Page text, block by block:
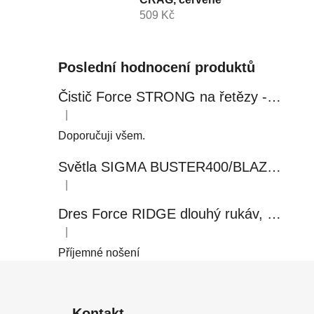
509 Kč
Poslední hodnocení produktů
Čistič Force STRONG na řetězy - 0,5 l, láhev - růžový
Hodnocení produktu je 5 z 5 hvězdiček.
Doporučuji všem.
Světla SIGMA BUSTER400/BLAZE FLASH, přední+zadní
Hodnocení produktu je 5 z 5 hvězdiček.
Dres Force RIDGE dlouhý rukáv, černo-modrý
Hodnocení produktu je 5 z 5 hvězdiček.
Příjemné nošení